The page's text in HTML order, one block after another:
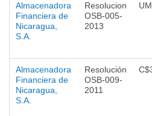
Almacenadora
Financiera de
Nicaragua,
S.A.
Resolucion
OSB-005-
2013
Almacenadora
Financiera de
Nicaragua,
S.A.
Resolución
OSB-009-
2011